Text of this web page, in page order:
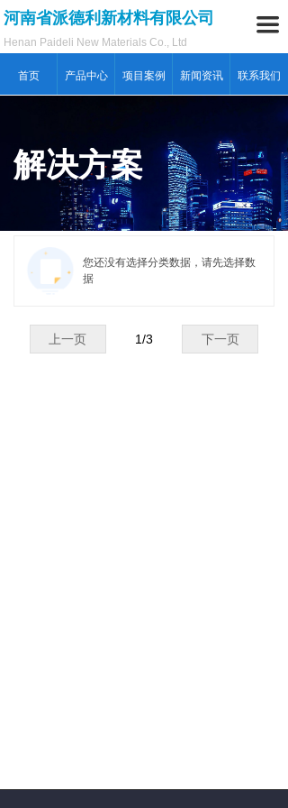
끀
河南省派德利新材料有限公司
Henan Paideli New Materials Co., Ltd
首页 产品中心 项目案例 新闻资讯 联系我们
解决方案
您还没有选择分类数据，请先选择数
据
上一页 下一页
1/3